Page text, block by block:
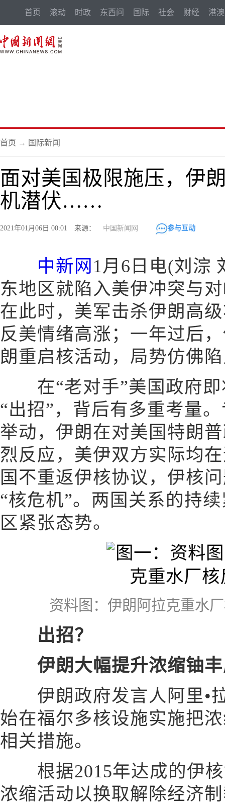
首页 滚动 时政 东西问 国际 社会 财经 港澳
首页 → 国际新闻
面对美国极限施压，伊
机潜伏……
2021年01月06日 00:01 来源： 中国新闻网 参与互动
中新网 1月6日电(刘淙
东地区就陷入美伊冲突与
在此时，美军击杀伊朗高
反美情绪高涨；一年过后
朗重启核活动，局势仿佛
在“老对手”美国政府即
“出招”，背后有多重考量
举动，伊朗在对美国特朗
烈反应，美伊双方实际均
国不重返伊核协议，伊核
“核危机”。两国关系的持
区紧张态势。
资料图：伊朗阿拉克重水
出招？
伊朗大幅提升浓缩铀
伊朗政府发言人阿里•
始在福尔多核设施实施把
相关措施。
根据2015年达成的伊核
浓缩活动以换取解除经济